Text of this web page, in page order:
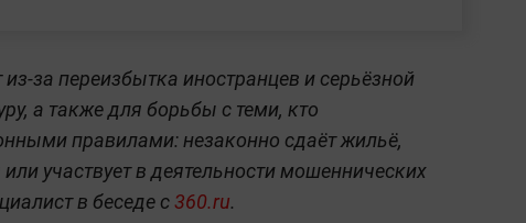
за переизбытка иностранцев и серьёзной
а также для борьбы с теми, кто
правилами: незаконно сдаёт жильё,
участвует в деятельности мошеннических
в беседе с360.ru.